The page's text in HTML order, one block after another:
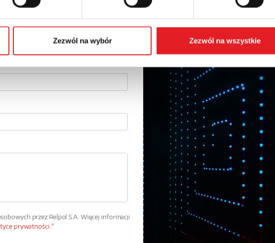
Zezwól na wybór Zezwól na wszystkie
przez Relpol S.A. Więcej informacji
prywatności.*